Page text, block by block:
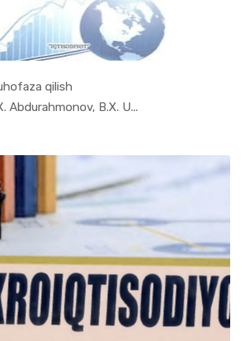
qilish
Abdurahmonov, B.X. U...
In Makroiq...